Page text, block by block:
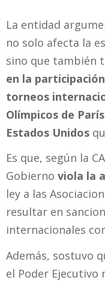
La entidad
no solo afecta la
sino que también
en la
torneos
Olímpicos de
Estados Unidos
Es que, según la
Gobierno viola la
ley a las
resultar en
internacionales
Además, sostuvo
el Poder